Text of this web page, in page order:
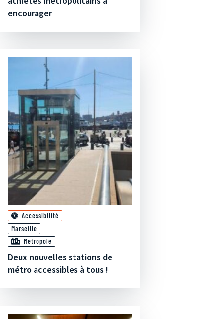
encourager
Accessibilité
Marseille
Métropole
Deux nouvelles stations de
métro accessibles à tous !